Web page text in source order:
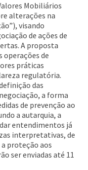
Mobiliários
alterações na
visando
de ações de
A proposta
operações de
práticas
regulatória.
das
a forma
de prevenção ao
a autarquia, a
entendimentos já
interpretativas, de
proteção aos
ser enviadas até 11